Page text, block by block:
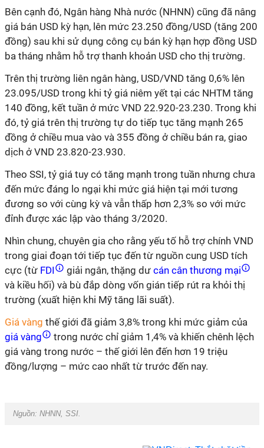
Bên cạnh đó, Ngân hàng Nhà nước (NHNN) cũng đã nâng
giá bán USD kỳ hạn, lên mức 23.250 đồng/USD (tăng 200
đồng) sau khi sử dụng công cụ bán kỳ hạn hợp đồng USD
ba tháng nhằm hỗ trợ thanh khoản USD cho thị trường.
Trên thị trường liên ngân hàng, USD/VND tăng 0,6% lên
23.095/USD trong khi tỷ giá niêm yết tại các NHTM tăng
140 đồng, kết tuần ở mức VND 22.920-23.230. Trong khi
đó, tỷ giá trên thị trường tự do tiếp tục tăng mạnh 265
đồng ở chiều mua vào và 355 đồng ở chiều bán ra, giao
dịch ở VND 23.820-23.930.
Theo SSI, tỷ giá tuy có tăng mạnh trong tuần nhưng chưa
đến mức đáng lo ngại khi mức giá hiện tại mới tương
đương so với cùng kỳ và vẫn thấp hơn 2,3% so với mức
đỉnh được xác lập vào tháng 3/2020.
Nhìn chung, chuyên gia cho rằng yếu tố hỗ trợ chính VND
trong giai đoạn tới tiếp tục đến từ nguồn cung USD tích
cực (từ FDI giải ngân, thặng dư cán cân thương mại
và kiều hối) và bù đắp dòng vốn gián tiếp rút ra khỏi thị
trường (xuất hiện khi Mỹ tăng lãi suất).
Giá vàng thế giới đã giảm 3,8% trong khi mức giảm của
giá vàng
trong nước chỉ giảm 1,4% và khiến chênh lệch
giá vàng trong nước – thế giới lên đến hơn 19 triệu
đồng/lượng – mức cao nhất từ trước đến nay.
Nguồn: NHNN, SSI.